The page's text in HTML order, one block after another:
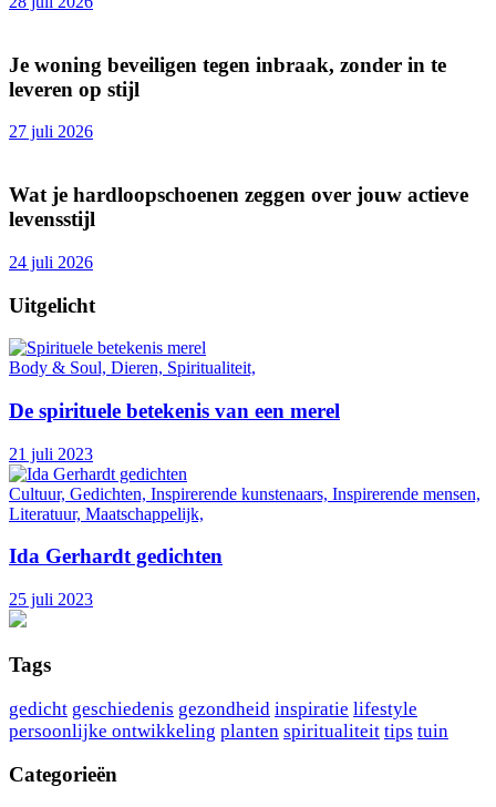
Je woning beveiligen tegen inbraak, zonder in te
leveren op stijl
27 juli 2026
Wat je hardloopschoenen zeggen over jouw actieve
levensstijl
24 juli 2026
Uitgelicht
Body & Soul, Dieren, Spiritualiteit,
De spirituele betekenis van een merel
21 juli 2023
Cultuur, Gedichten, Inspirerende kunstenaars, Inspirerende mensen,
Literatuur, Maatschappelijk,
Ida Gerhardt gedichten
25 juli 2023
Tags
gedicht geschiedenis gezondheid inspiratie lifestyle
persoonlijke ontwikkeling planten spiritualiteit tips tuin
Categorieën